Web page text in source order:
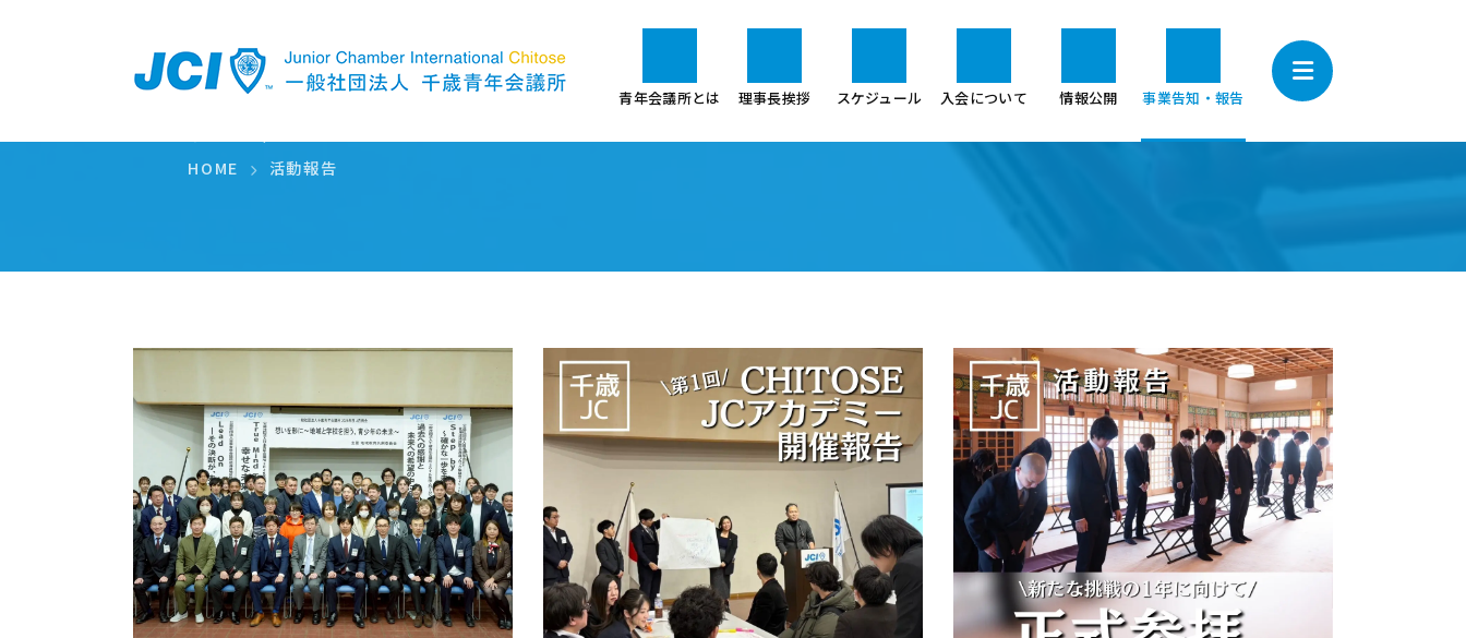
青年会議所とは 理事長挨拶 スケジュール 入会について 情報公開 事業告知・報告
活動報告
HOME 活動報告